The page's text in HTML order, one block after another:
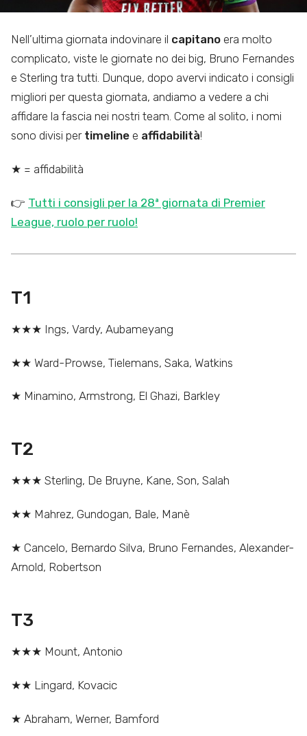
Nell’ultima giornata indovinare il capitano era molto
complicato, viste le giornate no dei big, Bruno Fernandes
e Sterling tra tutti. Dunque, dopo avervi indicato i consigli
migliori per questa giornata, andiamo a vedere a chi
affidare la fascia nei nostri team. Come al solito, i nomi
sono divisi per timeline e affidabilità!
★ = affidabilità
👉 Tutti i consigli per la 28ª giornata di Premier
League, ruolo per ruolo!
T1
★★★ Ings, Vardy, Aubameyang
★★ Ward-Prowse, Tielemans, Saka, Watkins
★ Minamino, Armstrong, El Ghazi, Barkley
T2
★★★ Sterling, De Bruyne, Kane, Son, Salah
★★ Mahrez, Gundogan, Bale, Manè
★ Cancelo, Bernardo Silva, Bruno Fernandes, Alexander-
Arnold, Robertson
T3
★★★ Mount, Antonio
★★ Lingard, Kovacic
★ Abraham, Werner, Bamford